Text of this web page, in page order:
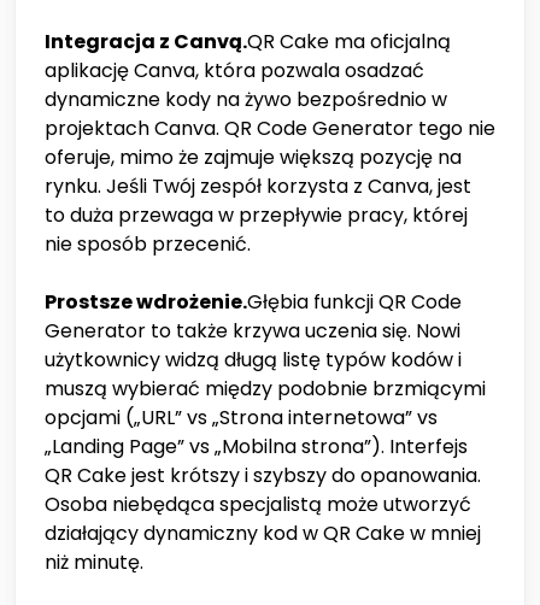
Integracja z Canvą.QR Cake ma oficjalną
aplikację Canva, która pozwala osadzać
dynamiczne kody na żywo bezpośrednio w
projektach Canva. QR Code Generator tego nie
oferuje, mimo że zajmuje większą pozycję na
rynku. Jeśli Twój zespół korzysta z Canva, jest
to duża przewaga w przepływie pracy, której
nie sposób przecenić.
Prostsze wdrożenie.Głębia funkcji QR Code
Generator to także krzywa uczenia się. Nowi
użytkownicy widzą długą listę typów kodów i
muszą wybierać między podobnie brzmiącymi
opcjami („URL” vs „Strona internetowa” vs
„Landing Page” vs „Mobilna strona”). Interfejs
QR Cake jest krótszy i szybszy do opanowania.
Osoba niebędąca specjalistą może utworzyć
działający dynamiczny kod w QR Cake w mniej
niż minutę.